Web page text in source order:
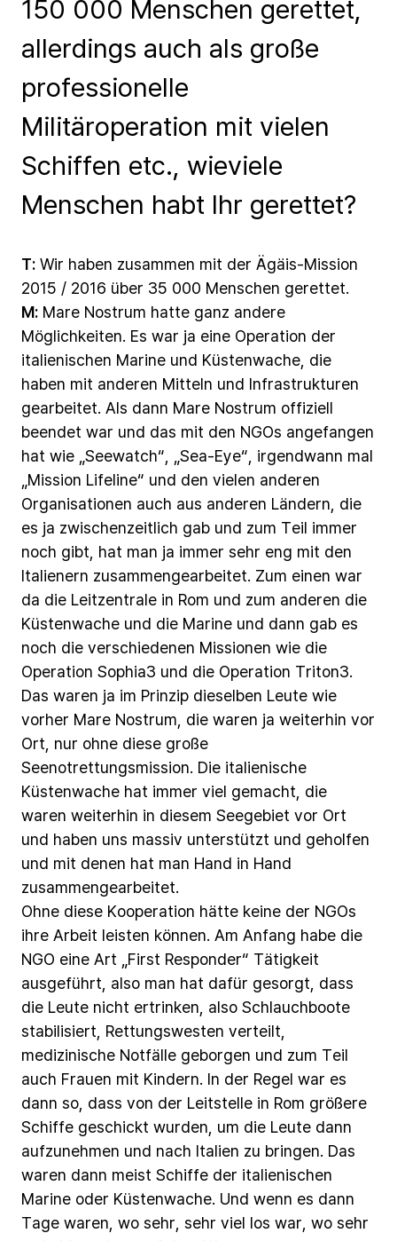
150 000 Menschen gerettet,
allerdings auch als große
professionelle
Militäroperation mit vielen
Schiffen etc., wieviele
Menschen habt Ihr gerettet?
T: Wir haben zusammen mit der Ägäis-Mission
2015 / 2016 über 35 000 Menschen gerettet.
M: Mare Nostrum hatte ganz andere
Möglichkeiten. Es war ja eine Operation der
italienischen Marine und Küstenwache, die
haben mit anderen Mitteln und Infrastrukturen
gearbeitet. Als dann Mare Nostrum offiziell
beendet war und das mit den NGOs angefangen
hat wie „Seewatch“, „Sea-Eye“, irgendwann mal
„Mission Lifeline“ und den vielen anderen
Organisationen auch aus anderen Ländern, die
es ja zwischenzeitlich gab und zum Teil immer
noch gibt, hat man ja immer sehr eng mit den
Italienern zusammengearbeitet. Zum einen war
da die Leitzentrale in Rom und zum anderen die
Küstenwache und die Marine und dann gab es
noch die verschiedenen Missionen wie die
Operation Sophia3 und die Operation Triton3.
Das waren ja im Prinzip dieselben Leute wie
vorher Mare Nostrum, die waren ja weiterhin vor
Ort, nur ohne diese große
Seenotrettungsmission. Die italienische
Küstenwache hat immer viel gemacht, die
waren weiterhin in diesem Seegebiet vor Ort
und haben uns massiv unterstützt und geholfen
und mit denen hat man Hand in Hand
zusammengearbeitet.
Ohne diese Kooperation hätte keine der NGOs
ihre Arbeit leisten können. Am Anfang habe die
NGO eine Art „First Responder“ Tätigkeit
ausgeführt, also man hat dafür gesorgt, dass
die Leute nicht ertrinken, also Schlauchboote
stabilisiert, Rettungswesten verteilt,
medizinische Notfälle geborgen und zum Teil
auch Frauen mit Kindern. In der Regel war es
dann so, dass von der Leitstelle in Rom größere
Schiffe geschickt wurden, um die Leute dann
aufzunehmen und nach Italien zu bringen. Das
waren dann meist Schiffe der italienischen
Marine oder Küstenwache. Und wenn es dann
Tage waren, wo sehr, sehr viel los war, wo sehr